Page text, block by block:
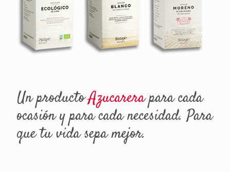
Un productoAzucarerapara cada
ocasión y para cada necesidad. Para
que tu vida sepa mejor.